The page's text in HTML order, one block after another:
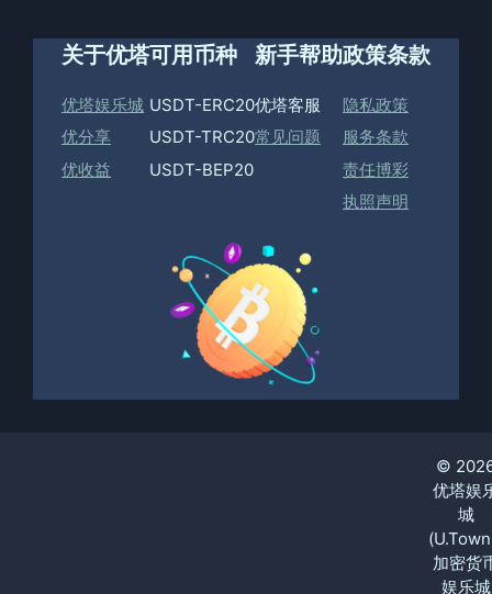
关于优塔
优塔娱乐城
优分享
优收益
可用币种
USDT-ERC20
USDT-TRC20
USDT-BEP20
新手帮助
优塔客服
常见问题
政策条款
隐私政策
服务条款
责任博彩
执照声明
©
优塔娱
城
加密货
娱乐城